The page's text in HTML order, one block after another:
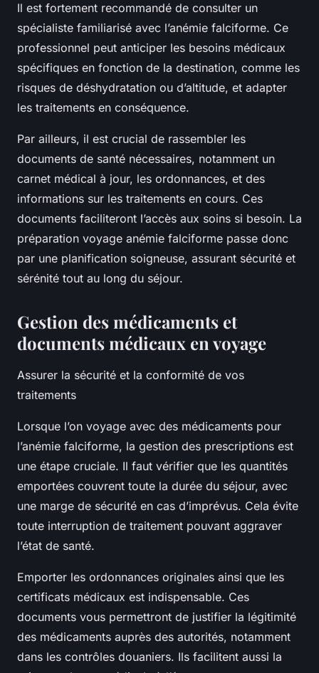
Il est fortement recommandé de consulter un
spécialiste familiarisé avec l’anémie falciforme. Ce
professionnel peut anticiper les besoins médicaux
spécifiques en fonction de la destination, comme les
risques de déshydratation ou d’altitude, et adapter
les traitements en conséquence.
Par ailleurs, il est crucial de rassembler les
documents de santé nécessaires, notamment un
carnet médical à jour, les ordonnances, et des
informations sur les traitements en cours. Ces
documents faciliteront l’accès aux soins si besoin. La
préparation voyage anémie falciforme passe donc
par une planification soigneuse, assurant sécurité et
sérénité tout au long du séjour.
Gestion des médicaments et
documents médicaux en voyage
Assurer la sécurité et la conformité de vos
traitements
Lorsque l’on voyage avec des médicaments pour
l’anémie falciforme, la gestion des prescriptions est
une étape cruciale. Il faut vérifier que les quantités
emportées couvrent toute la durée du séjour, avec
une marge de sécurité en cas d’imprévus. Cela évite
toute interruption de traitement pouvant aggraver
l’état de santé.
Emporter les ordonnances originales ainsi que les
certificats médicaux est indispensable. Ces
documents vous permettront de justifier la légitimité
des médicaments auprès des autorités, notamment
dans les contrôles douaniers. Ils facilitent aussi la